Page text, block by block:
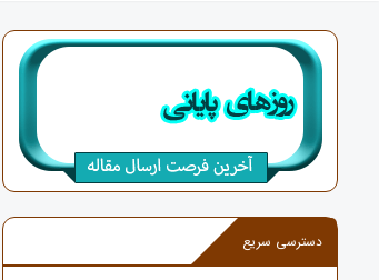
دسترسی سریع